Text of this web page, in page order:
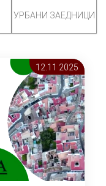
УРБАНИ ЗАЕДНИЦИ
12.11 2025